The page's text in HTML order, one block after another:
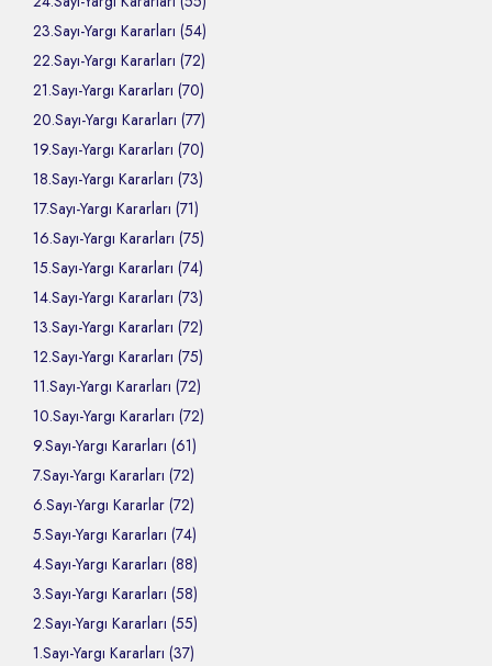
23.Sayı-Yargı Kararları (54)
22.Sayı-Yargı Kararları (72)
21.Sayı-Yargı Kararları (70)
20.Sayı-Yargı Kararları (77)
19.Sayı-Yargı Kararları (70)
18.Sayı-Yargı Kararları (73)
17.Sayı-Yargı Kararları (71)
16.Sayı-Yargı Kararları (75)
15.Sayı-Yargı Kararları (74)
14.Sayı-Yargı Kararları (73)
13.Sayı-Yargı Kararları (72)
12.Sayı-Yargı Kararları (75)
11.Sayı-Yargı Kararları (72)
10.Sayı-Yargı Kararları (72)
9.Sayı-Yargı Kararları (61)
7.Sayı-Yargı Kararları (72)
6.Sayı-Yargı Kararlar (72)
5.Sayı-Yargı Kararları (74)
4.Sayı-Yargı Kararları (88)
3.Sayı-Yargı Kararları (58)
2.Sayı-Yargı Kararları (55)
1.Sayı-Yargı Kararları (37)